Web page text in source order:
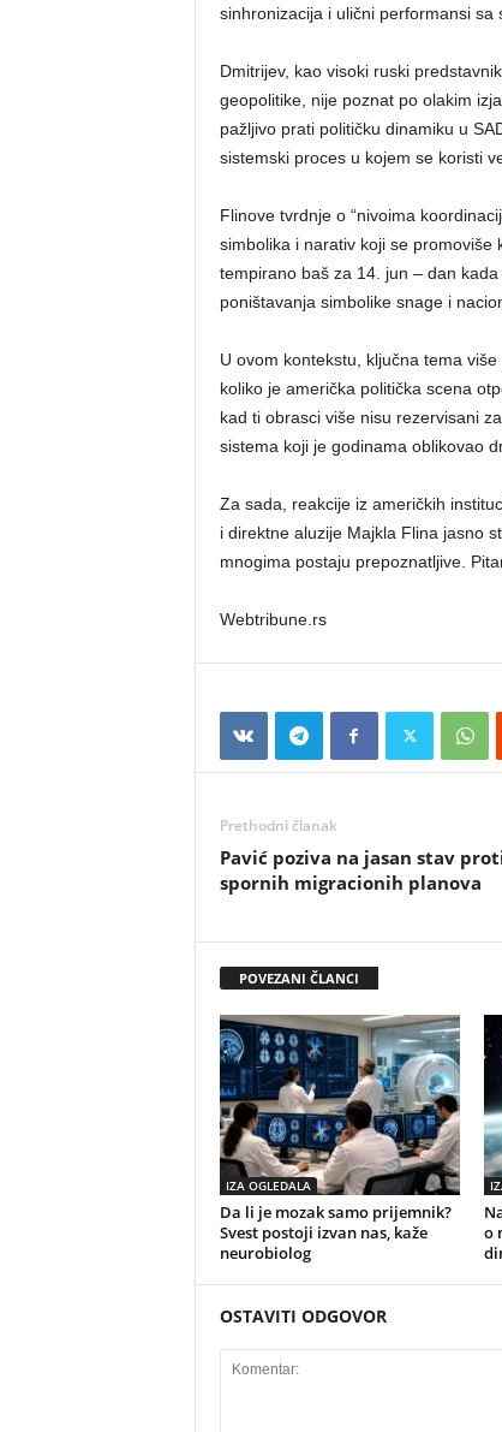
sinhronizacija i ulični performansi sa
Dmitrijev, kao visoki ruski
geopolitike, nije poznat po olakim
pažljivo prati političku dinamiku u
sistemski proces u kojem se koristi
Flinove tvrdnje o “nivoima
simbolika i narativ koji se promoviše
tempirano baš za 14. jun – dan
poništavanja simbolike snage i
U ovom kontekstu, ključna tema
koliko je američka politička scena
kad ti obrasci više nisu rezervisani
sistema koji je godinama oblikovao
Za sada, reakcije iz američkih
i direktne aluzije Majkla Flina jasno
mnogima postaju prepoznatljive.
Webtribune.rs
Prethodni članak
Pavić poziva na jasan stav
spornih migracionih planova
POVEZANI ČLANCI
IZA OGLEDALA
Da li je mozak samo prijemnik?
Svest postoji izvan nas, kaže
neurobiolog
o
OSTAVITI ODGOVOR